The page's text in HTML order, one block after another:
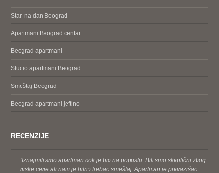
Stan na dan Beograd
Apartmani Beograd centar
Beograd apartmani
Studio apartmani Beograd
Smeštaj Beograd
Beograd apartmani jeftino
RECENZIJE
''Iznajmili smo apartman dok je bio na popustu. Bili smo skeptični zbog
niske cene ali nam je hitno trebao smeštaj. Apartman je prevazišao